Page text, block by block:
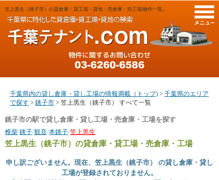
笠上黒生（銚子市）の貸倉庫・貸工場・貸地・売倉庫・売工場|物件一覧。
千葉県内の貸し倉庫・貸し工場の情報満載（トップ) > 千葉県のエリア
で探す > 銚子市 > 笠上黒生（銚子市） すべて一覧
銚子市の駅で貸し倉庫・貸し工場・売倉庫・工場を探す
椎柴/銚子/観音/本銚子/笠上黒生
笠上黒生（銚子市） の貸倉庫・貸工場・売倉庫・工場
申し訳ございません。現在、笠上黒生（銚子市） の貸し倉庫・貸し
工場が登録されておりません。